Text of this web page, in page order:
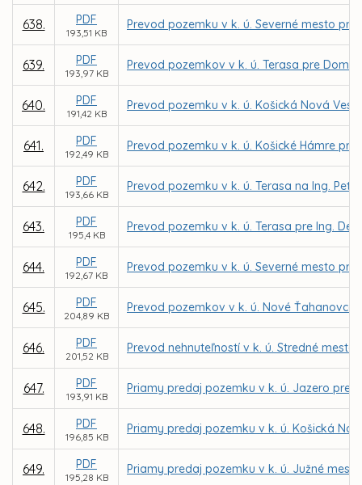
638. PDF
193,51 KB
Prevod pozemku v k. ú. Severné mesto
639. PDF
193,97 KB
Prevod pozemkov v k. ú. Terasa pre
640. PDF
191,42 KB
Prevod pozemku v k. ú. Košická Nová
641. PDF
192,49 KB
Prevod pozemku v k. ú. Košické Hámre
642. PDF
193,66 KB
Prevod pozemku v k. ú. Terasa na Ing.
643. PDF
195,4 KB
Prevod pozemku v k. ú. Terasa pre Ing.
644. PDF
192,67 KB
Prevod pozemku v k. ú. Severné mesto
645. PDF
204,89 KB
Prevod pozemkov v k. ú. Nové
646. PDF
201,52 KB
Prevod nehnuteľností v k. ú. Stredné mesto
647. PDF
193,91 KB
Priamy predaj pozemku v k. ú. Jazero pre
648. PDF
196,85 KB
Priamy predaj pozemku v k. ú. Košická
649. PDF
195,28 KB
Priamy predaj pozemku v k. ú. Južné mesto